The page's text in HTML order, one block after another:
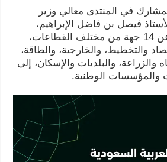
في المنتدى معالي وزير
فيصل بن فاضل الإبراهيم،
ويضم الوفد ممثلين عن 14 جهة من مختلف القطاعات،
والتخطيط، والخارجية، والطاقة،
والزراعة، والبلديات والإسكان، إلى
والمؤسسات الوطنية.